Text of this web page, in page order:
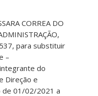
CORREA DO
para substituir
–
do
Direção e
de 01/02/2021 a